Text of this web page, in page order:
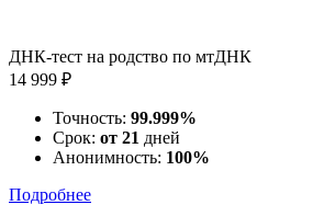
ДНК-тест на родство по мтДНК
14 999 ₽
Точность: 99.999%
Срок: от 21 дней
Анонимность: 100%
Подробнее